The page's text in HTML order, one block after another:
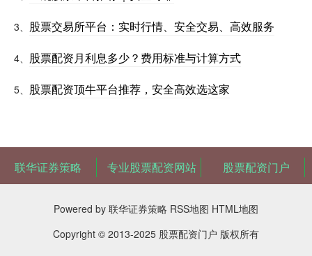
3、 股票交易所平台：实时行情、安全交易、高效服务
4、 股票配资月利息多少？费用标准与计算方式
5、 股票配资顶牛平台推荐，安全高效选这家
联华证券策略 专业股票配资网站 股票配资门户
Powered by 联华证券策略 RSS地图 HTML地图
Copyright © 2013-2025 股票配资门户 版权所有